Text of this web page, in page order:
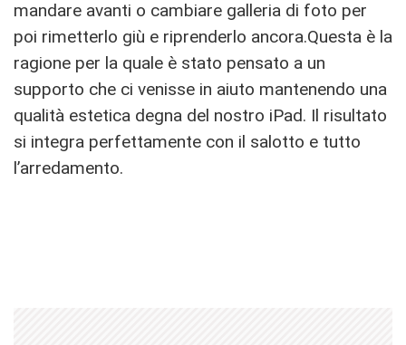
mandare avanti o cambiare galleria di foto per
poi rimetterlo giù e riprenderlo ancora.Questa è la
ragione per la quale è stato pensato a un
supporto che ci venisse in aiuto mantenendo una
qualità estetica degna del nostro iPad. Il risultato
si integra perfettamente con il salotto e tutto
l’arredamento.